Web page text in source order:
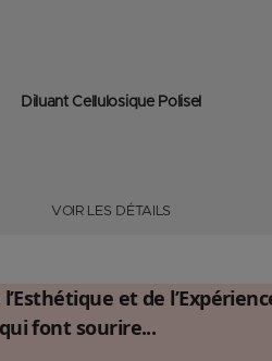
Diluant Cellulosique Polisel
VOIR LES DÉTAILS
l’Esthétique et de
font sourire...